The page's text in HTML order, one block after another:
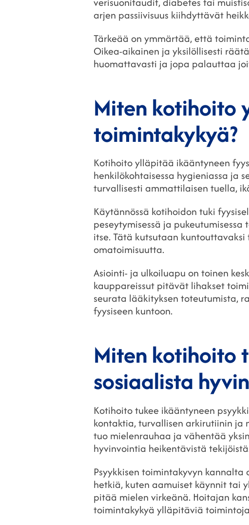
arjen passiivisuus kiihdyttävät
Tärkeää on ymmärtää, että
Oikea-aikainen ja yksilöllisesti
huomattavasti ja jopa palauttaa
Miten kotihoito
toimintakykyä?
Kotihoito ylläpitää ikääntyneen
henkilökohtaisessa hygieniassa ja
turvallisesti ammattilaisen tuella,
Käytännössä kotihoidon tuki
peseytymisessä ja
itse. Tätä kutsutaan
omatoimisuutta.
Asiointi- ja ulkoiluapu on toinen
kauppareissut pitävät lihakset
seurata lääkityksen toteutumista,
fyysiseen kuntoon.
Miten kotihoito
sosiaalista
Kotihoito tukee ikääntyneen
kontaktia, turvallisen arkirutiinin ja
tuo mielenrauhaa ja vähentää
hyvinvointia heikentävistä
Psyykkisen toimintakyvyn
hetkiä, kuten aamuiset käynnit tai
pitää mielen virkeänä. Hoitajan
toimintakykyä ylläpitäviä